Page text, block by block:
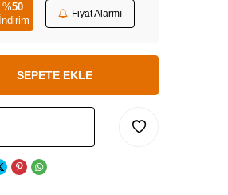
%50
İndirim
Fiyat Alarmı
SEPETE EKLE